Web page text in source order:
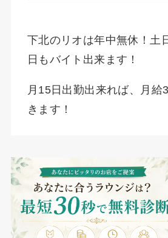
下北のリオは年中無休！土
日もバイト出来ます！
月15日出勤出来れば、月給
きます！